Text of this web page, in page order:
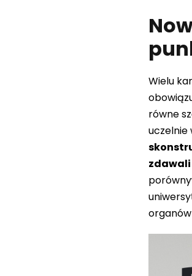
Wielu
równe
uczelnie